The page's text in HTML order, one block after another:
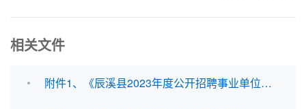
相关文件
附件1、《辰溪县2023年度公开招聘事业单位工作人员岗位计划表》.xls